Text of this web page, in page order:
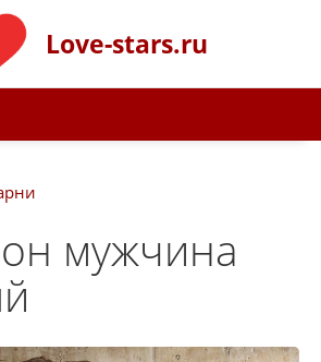
Love-stars.ru
мужчина